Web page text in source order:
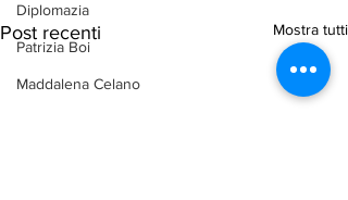
Diplomazia
Patrizia Boi
Maddalena Celano
Post recenti Mostra tutti